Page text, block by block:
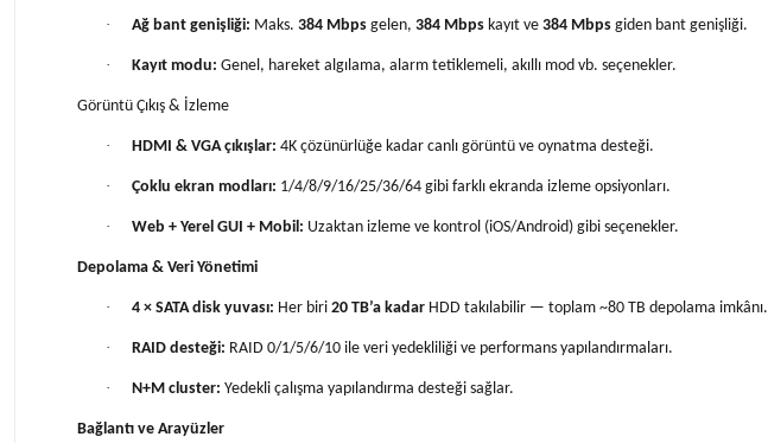
· Ağ bant genişliği: Maks. 384 Mbps gelen, 384 Mbps kayıt ve 384 Mbps giden bant genişliği.
· Kayıt modu: Genel, hareket algılama, alarm tetiklemeli, akıllı mod vb. seçenekler.
Görüntü Çıkış & İzleme
· HDMI & VGA çıkışlar: 4K çözünürlüğe kadar canlı görüntü ve oynatma desteği.
· Çoklu ekran modları: 1/4/8/9/16/25/36/64 gibi farklı ekranda izleme opsiyonları.
· Web + Yerel GUI + Mobil: Uzaktan izleme ve kontrol (iOS/Android) gibi seçenekler.
Depolama & Veri Yönetimi
· 4 × SATA disk yuvası: Her biri 20 TB’a kadar HDD takılabilir — toplam ~80 TB depolama imkânı.
· RAID desteği: RAID 0/1/5/6/10 ile veri yedekliliği ve performans yapılandırmaları.
· N+M cluster: Yedekli çalışma yapılandırma desteği sağlar.
Bağlantı ve Arayüzler